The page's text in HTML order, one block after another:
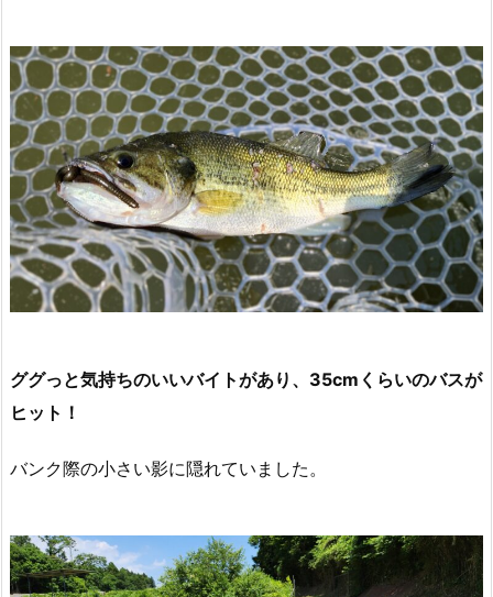
ググっと気持ちのいいバイトがあり、35cmくらいのバスが
ヒット！
バンク際の小さい影に隠れていました。